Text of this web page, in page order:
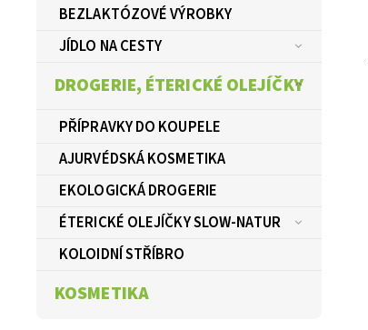
BEZLAKTÓZOVÉ VÝROBKY
JÍDLO NA CESTY
DROGERIE, ÉTERICKÉ OLEJÍČKY
PŘÍPRAVKY DO KOUPELE
AJURVÉDSKÁ KOSMETIKA
EKOLOGICKÁ DROGERIE
ÉTERICKÉ OLEJÍČKY SLOW-NATUR
KOLOIDNÍ STŘÍBRO
KOSMETIKA